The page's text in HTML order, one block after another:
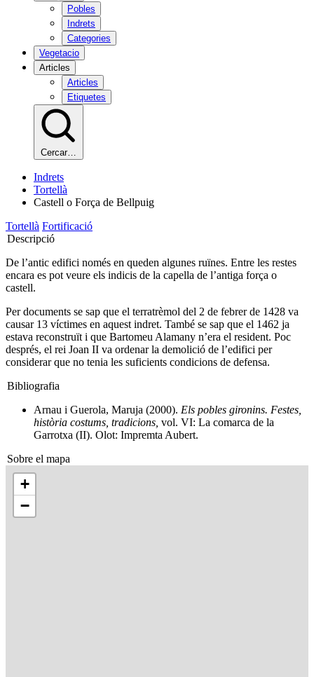
Pobles
Indrets
Categories
Vegetacio
Articles
Articles
Etiquetes
Cercar…
Indrets
Tortellà
Castell o Força de Bellpuig
Tortellà Fortificació
Descripció
De l’antic edifici només en queden algunes ruïnes. Entre les restes
encara es pot veure els indicis de la capella de l’antiga força o
castell.
Per documents se sap que el terratrèmol del 2 de febrer de 1428 va
causar 13 víctimes en aquest indret. També se sap que el 1462 ja
estava reconstruït i que Bartomeu Alamany n’era el resident. Poc
després, el rei Joan II va ordenar la demolició de l’edifici per
considerar que no tenia les suficients condicions de defensa.
Bibliografia
Arnau i Guerola, Maruja (2000). Els pobles gironins. Festes,
història costums, tradicions, vol. VI: La comarca de la
Garrotxa (II). Olot: Impremta Aubert.
Sobre el mapa
+
−